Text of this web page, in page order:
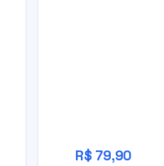
R$ 79,90